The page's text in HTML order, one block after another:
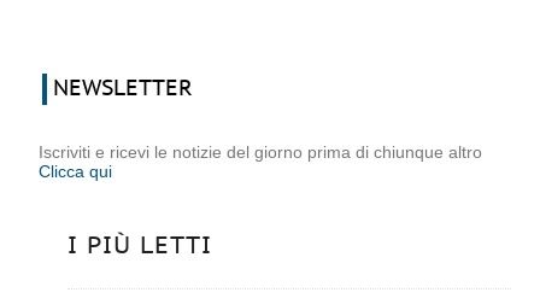
NEWSLETTER
Iscriviti e ricevi le notizie del giorno prima di chiunque altro
Clicca qui
I PIÙ LETTI